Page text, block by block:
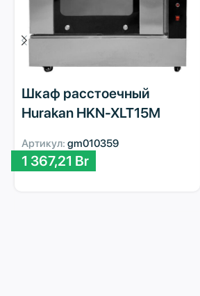
Шкаф расстоечный
Hurakan HKN-XLT15M
Артикул: gm010359
1 367,21 Br